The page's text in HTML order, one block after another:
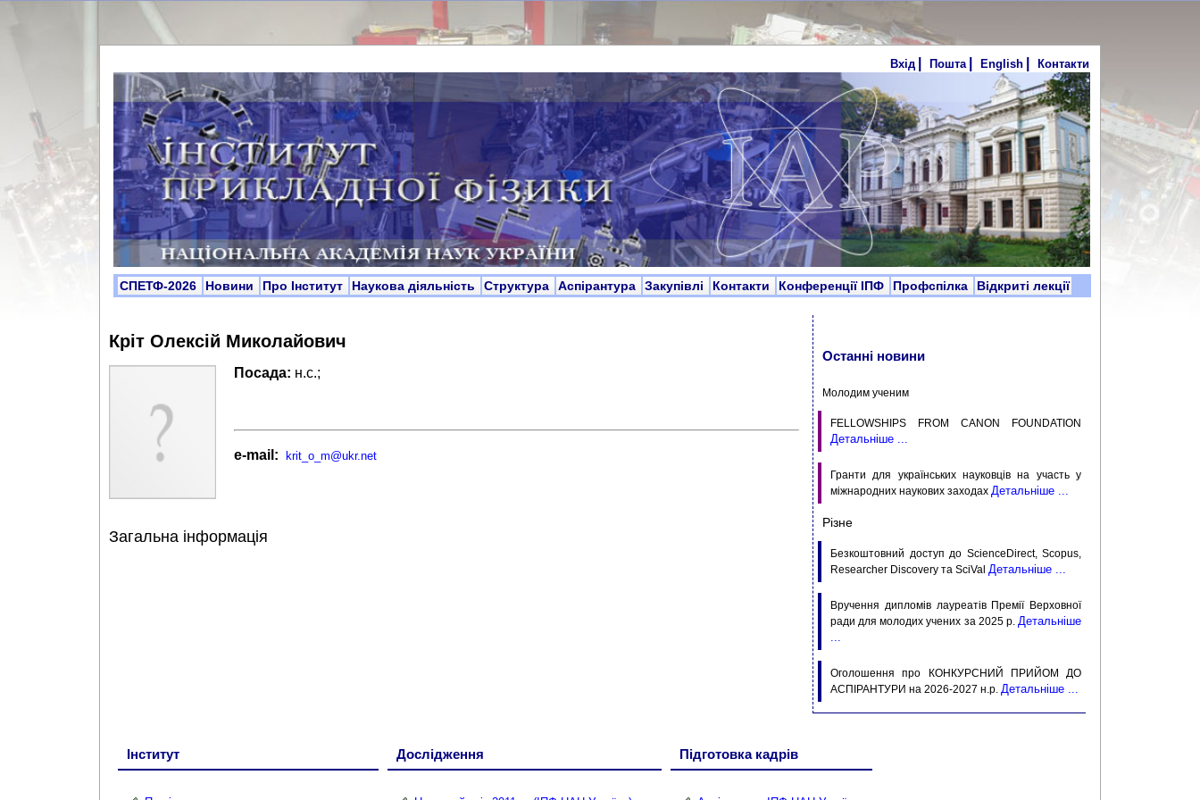
Контакти
English
Пошта
Вхід
СПЕТФ-2026 Новини Про Інститут Наукова діяльність Структура Аспірантура Закупівлі Контакти Конференції ІПФ Профспілка Відкриті лекції
Кріт Олексій Миколайович
Посада: н.с.;
e-mail: krit_o_m@ukr.net
Загальна інформація
Останні новини
Молодим ученим
FELLOWSHIPS FROM CANON FOUNDATION
Детальніше ...
Гранти для українських науковців на участь у
міжнародних наукових заходах Детальніше ...
Різне
Безкоштовний доступ до ScienceDirect, Scopus,
Researcher Discovery та SciVal Детальніше ...
Вручення дипломів лауреатів Премії Верховної
ради для молодих учених за 2025 р. Детальніше
...
Оголошення про КОНКУРСНИЙ ПРИЙОМ ДО
АСПIРАНТУРИ на 2026-2027 н.р. Детальніше ...
Інститут Дослідження Підготовка кадрів